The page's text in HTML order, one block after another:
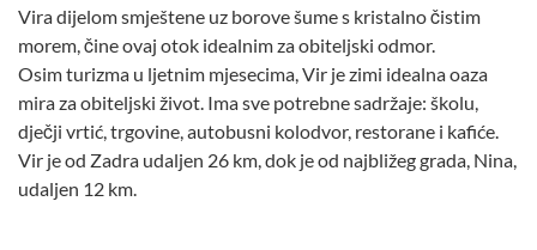
Vira dijelom smještene uz borove šume s kristalno čistim
morem, čine ovaj otok idealnim za obiteljski odmor.
Osim turizma u ljetnim mjesecima, Vir je zimi idealna oaza
mira za obiteljski život. Ima sve potrebne sadržaje: školu,
dječji vrtić, trgovine, autobusni kolodvor, restorane i kafiće.
Vir je od Zadra udaljen 26 km, dok je od najbližeg grada, Nina,
udaljen 12 km.